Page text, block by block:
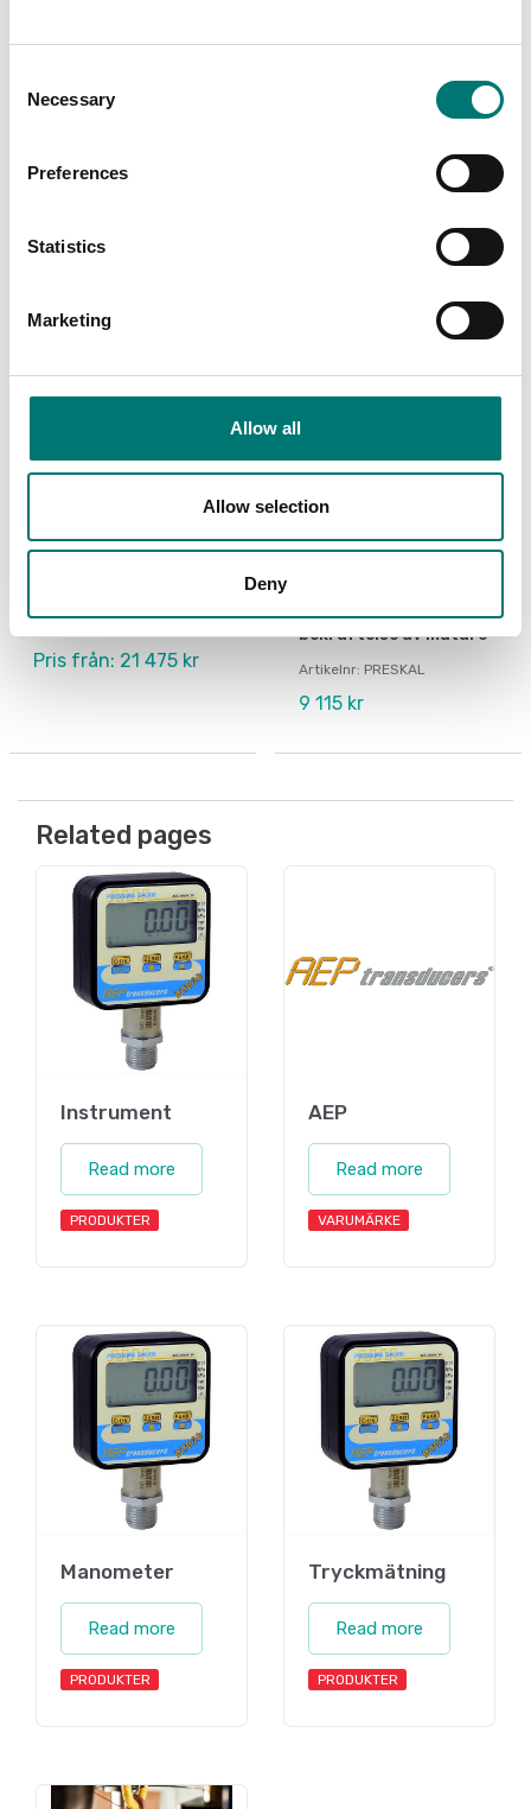
Selection
Necessary
Preferences
Statistics
Marketing
Allow all
Allow selection
Deny
Manuell
Pris från: 21 475 kr
Programvara PRESKAL
metrologisk
bekräftelse av mätare
Artikelnr: PRESKAL
9 115 kr
Related pages
Instrument
Read more
PRODUKTER
AEP
Read more
VARUMÄRKE
Manometer
Read more
PRODUKTER
Tryckmätning
Read more
PRODUKTER